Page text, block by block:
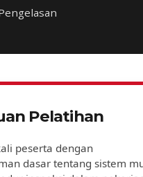
Pelatihan
peserta dengan
dasar tentang sistem